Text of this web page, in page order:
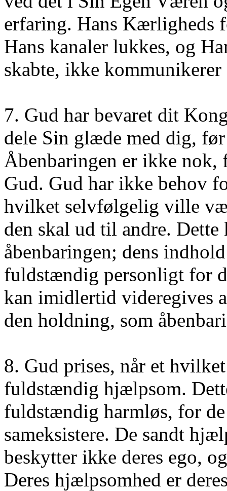
erfaring. Hans Kærligheds
Hans kanaler lukkes, og
skabte, ikke
7. Gud har bevaret dit
dele Sin glæde med dig,
Åbenbaringen er ikke
Gud. Gud har ikke behov
hvilket selvfølgelig ville
den skal ud til andre. Dette
åbenbaringen; dens
fuldstændig personligt for
kan imidlertid videregives
den holdning, som
8. Gud prises, når et
fuldstændig hjælpsom.
fuldstændig harmløs, for
sameksistere. De sandt
beskytter ikke deres ego,
Deres hjælpsomhed er